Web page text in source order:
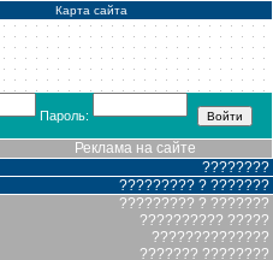
Карта сайта
Пароль:
Реклама на сайте
????????
????????? ? ???????
????????? ? ???????
?????????? ?????
??????????????
??????? ????????